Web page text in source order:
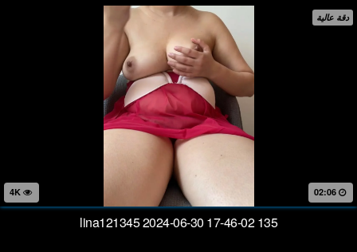
دقة عالية
02:06
lina121345 2024-06-30 17-46-02 135